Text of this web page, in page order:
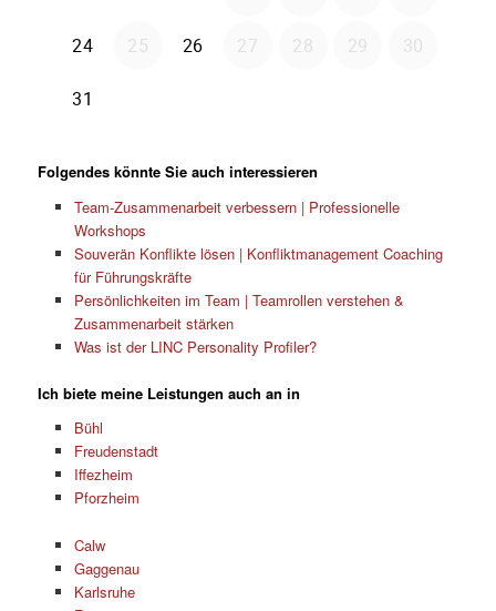
Folgendes könnte Sie auch interessieren
Team-Zusammenarbeit verbessern | Professionelle
Workshops
Souverän Konflikte lösen | Konfliktmanagement Coaching
für Führungskräfte
Persönlichkeiten im Team | Teamrollen verstehen &
Zusammenarbeit stärken
Was ist der LINC Personality Profiler?
Ich biete meine Leistungen auch an in
Bühl
Freudenstadt
Iffezheim
Pforzheim
Calw
Gaggenau
Karlsruhe